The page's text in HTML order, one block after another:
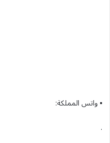
▪︎ واتس المملكة:
.